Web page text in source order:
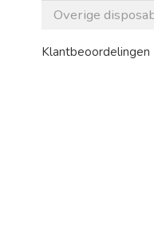
Overige
Klantbeoordelingen